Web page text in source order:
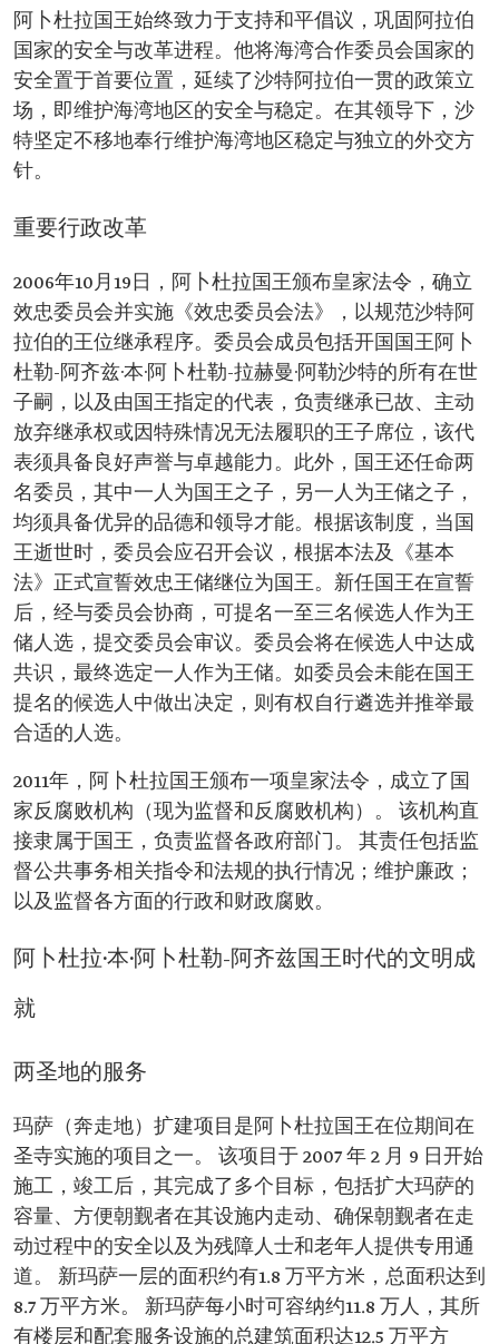
阿卜杜拉国王始终致力于支持和平倡议，巩固阿拉伯
国家的安全与改革进程。他将海湾合作委员会国家的
安全置于首要位置，延续了沙特阿拉伯一贯的政策立
场，即维护海湾地区的安全与稳定。在其领导下，沙
特坚定不移地奉行维护海湾地区稳定与独立的外交方
针。
重要行政改革
2006年10月19日，阿卜杜拉国王颁布皇家法令，确立
效忠委员会并实施《效忠委员会法》，以规范沙特阿
拉伯的王位继承程序。委员会成员包括开国国王阿卜
杜勒-阿齐兹·本·阿卜杜勒-拉赫曼·阿勒沙特的所有在世
子嗣，以及由国王指定的代表，负责继承已故、主动
放弃继承权或因特殊情况无法履职的王子席位，该代
表须具备良好声誉与卓越能力。此外，国王还任命两
名委员，其中一人为国王之子，另一人为王储之子，
均须具备优异的品德和领导才能。根据该制度，当国
王逝世时，委员会应召开会议，根据本法及《基本
法》正式宣誓效忠王储继位为国王。新任国王在宣誓
后，经与委员会协商，可提名一至三名候选人作为王
储人选，提交委员会审议。委员会将在候选人中达成
共识，最终选定一人作为王储。如委员会未能在国王
提名的候选人中做出决定，则有权自行遴选并推举最
合适的人选。
2011年，阿卜杜拉国王颁布一项皇家法令，成立了国
家反腐败机构（现为监督和反腐败机构）。 该机构直
接隶属于国王，负责监督各政府部门。 其责任包括监
督公共事务相关指令和法规的执行情况；维护廉政；
以及监督各方面的行政和财政腐败。
阿卜杜拉·本·阿卜杜勒-阿齐兹国王时代的文明成
就
两圣地的服务
玛萨（奔走地）扩建项目是阿卜杜拉国王在位期间在
圣寺实施的项目之一。 该项目于 2007 年 2 月 9 日开始
施工，竣工后，其完成了多个目标，包括扩大玛萨的
容量、方便朝觐者在其设施内走动、确保朝觐者在走
动过程中的安全以及为残障人士和老年人提供专用通
道。 新玛萨一层的面积约有1.8 万平方米，总面积达到
8.7 万平方米。 新玛萨每小时可容纳约11.8 万人，其所
有楼层和配套服务设施的总建筑面积达12.5 万平方